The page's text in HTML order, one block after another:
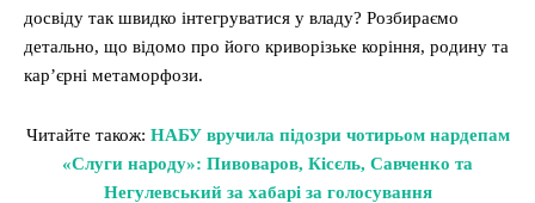
досвіду так швидко інтегруватися у владу? Розбираємо
детально, що відомо про його криворізьке коріння, родину та
кар’єрні метаморфози.
Читайте також: НАБУ вручила підозри чотирьом нардепам
«Слуги народу»: Пивоваров, Кісєль, Савченко та
Негулевський за хабарі за голосування